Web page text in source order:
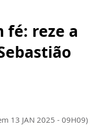
fé: reze a
13 JAN 2025 - 09H09)